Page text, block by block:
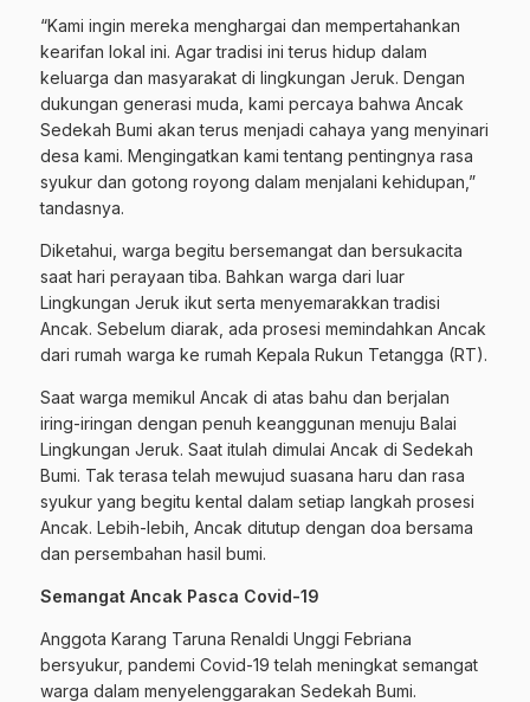
“Kami ingin mereka menghargai dan mempertahankan
kearifan lokal ini. Agar tradisi ini terus hidup dalam
keluarga dan masyarakat di lingkungan Jeruk. Dengan
dukungan generasi muda, kami percaya bahwa Ancak
Sedekah Bumi akan terus menjadi cahaya yang menyinari
desa kami. Mengingatkan kami tentang pentingnya rasa
syukur dan gotong royong dalam menjalani kehidupan,”
tandasnya.
Diketahui, warga begitu bersemangat dan bersukacita
saat hari perayaan tiba. Bahkan warga dari luar
Lingkungan Jeruk ikut serta menyemarakkan tradisi
Ancak. Sebelum diarak, ada prosesi memindahkan Ancak
dari rumah warga ke rumah Kepala Rukun Tetangga (RT).
Saat warga memikul Ancak di atas bahu dan berjalan
iring-iringan dengan penuh keanggunan menuju Balai
Lingkungan Jeruk. Saat itulah dimulai Ancak di Sedekah
Bumi. Tak terasa telah mewujud suasana haru dan rasa
syukur yang begitu kental dalam setiap langkah prosesi
Ancak. Lebih-lebih, Ancak ditutup dengan doa bersama
dan persembahan hasil bumi.
Semangat Ancak Pasca Covid-19
Anggota Karang Taruna Renaldi Unggi Febriana
bersyukur, pandemi Covid-19 telah meningkat semangat
warga dalam menyelenggarakan Sedekah Bumi.